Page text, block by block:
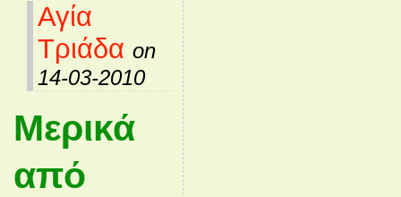
Αγία
Τριάδα on
14-03-2010
Μερικά
από